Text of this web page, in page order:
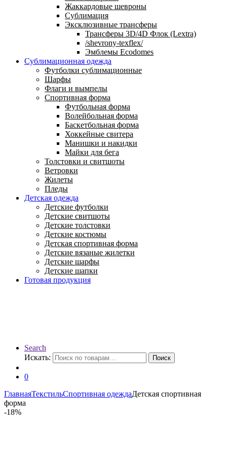
Жаккардовые шевроны
Сублимация
Эксклюзивные трансферы
Трансферы 3D/4D Флок (Lextra)
/shevrony-texflex/
Эмблемы Ecodomes
Сублимационная одежда
Футболки сублимационные
Шарфы
Флаги и вымпелы
Спортивная форма
Футбольная форма
Волейбольная форма
Баскетбольная форма
Хоккейные свитера
Манишки и накидки
Майки для бега
Толстовки и свитшоты
Ветровки
Жилеты
Пледы
Детская одежда
Детские футболки
Детские свитшоты
Детские толстовки
Детские костюмы
Детская спортивная форма
Детские вязаные жилетки
Детские шарфы
Детские шапки
Готовая продукция
Search
Искать:
Поиск
0
ГлавнаяТекстильСпортивная одеждаДетская спортивная
форма
-18%